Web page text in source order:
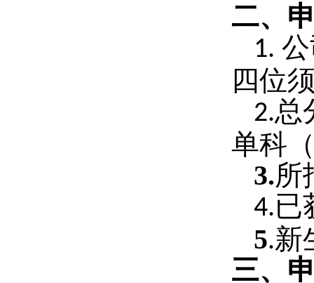
二、
1.
四位
2.总
单科
3.所
4.已
5.新
三、